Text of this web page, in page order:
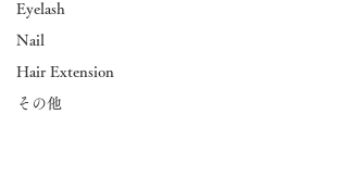
Eyelash
Nail
Hair Extension
その他